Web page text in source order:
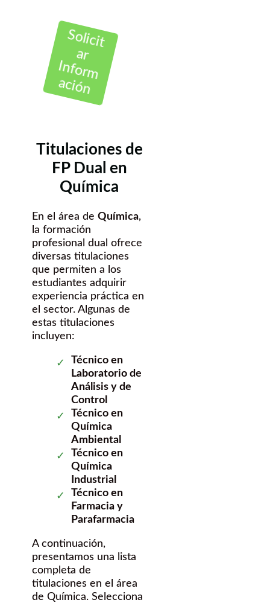
Solicit
ar
Inform
ación
Titulaciones de
FP Dual en
Química
En el área de Química,
la formación
profesional dual ofrece
diversas titulaciones
que permiten a los
estudiantes adquirir
experiencia práctica en
el sector. Algunas de
estas titulaciones
incluyen:
Técnico en
Laboratorio de
Análisis y de
Control
Técnico en
Química
Ambiental
Técnico en
Química
Industrial
Técnico en
Farmacia y
Parafarmacia
A continuación,
presentamos una lista
completa de
titulaciones en el área
de Química. Selecciona